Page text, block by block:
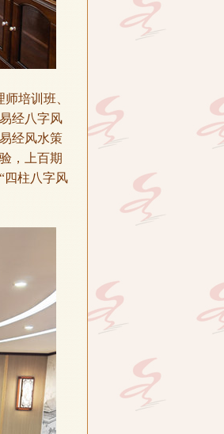
培训班、
经八字风
经风水策
，上百期
四柱八字风